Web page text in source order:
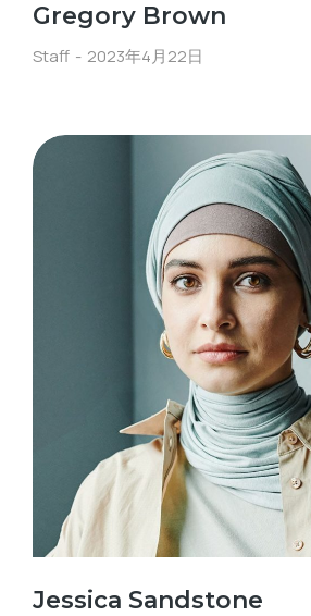
Gregory Brown
Staff 2023年4月22日
Jessica Sandstone